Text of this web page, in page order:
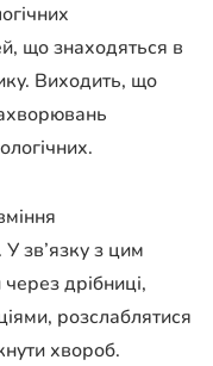
що знаходяться в
Виходить, що
зв’язку з цим
дрібниці,
розслаблятися
хвороб.